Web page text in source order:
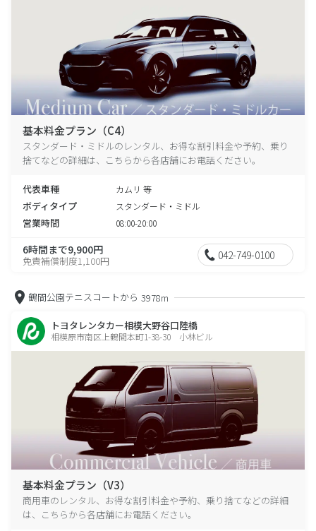
基本料金プラン（C4）
スタンダード・ミドルのレンタル、お得な割引料金や予約、乗り
捨てなどの詳細は、こちらから各店舗にお電話ください。
代表車種 カムリ 等
ボディタイプ スタンダード・ミドル
営業時間 08:00-20:00
6時間まで9,900円
免責補償制度1,100円 042-749-0100
鶴間公園テニスコートから 3978m
トヨタレンタカー相模大野谷口陸橋
相模原市南区上鶴間本町1-38-30 小林ビル
基本料金プラン（V3）
商用車のレンタル、お得な割引料金や予約、乗り捨てなどの詳細
は、こちらから各店舗にお電話ください。